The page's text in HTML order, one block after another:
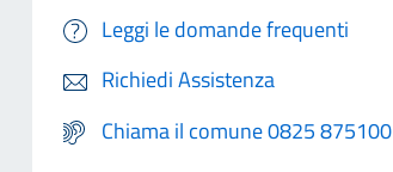
Leggi le domande frequenti
Richiedi Assistenza
Chiama il comune 0825 875100